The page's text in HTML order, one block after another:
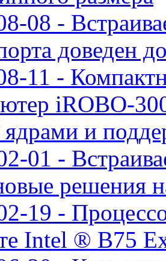
08 -
доведен
11 -
iROBO-
ядрами и
01 -
решения
19 -
Intel ® B75